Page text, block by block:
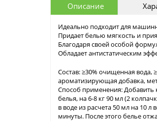
Описание
Идеально подходит для
Придает белью мягкость и
Благодаря своей особой
Обладает антистатическим
Состав: ≥30% очищенная вода,
ароматизирующая добавка,
Способ применения: Добавить
белья, на 6-8 кг 90 мл (2
в воде из расчета 50 мл на 10
минуты. После этого белье